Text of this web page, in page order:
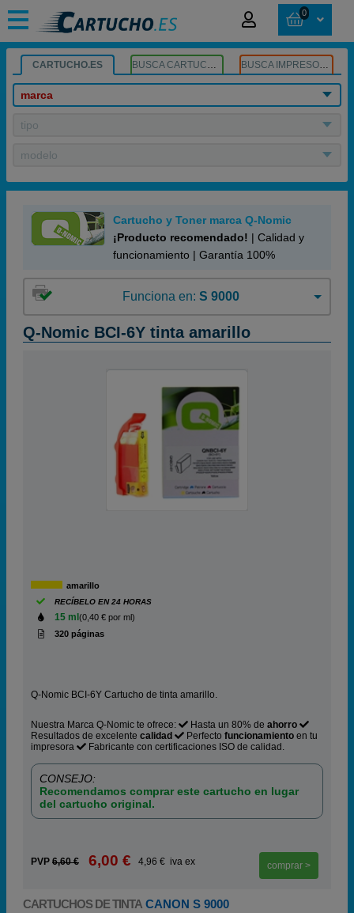
0
CARTUCHO.ES BUSCA CARTUCHOS BUSCA IMPRESORA
marca
tipo
modelo
Cartucho y Toner marca Q-Nomic
¡Producto recomendado! | Calidad y
funcionamiento | Garantía 100%
Funciona en: S 9000
Q-Nomic BCI-6Y tinta amarillo
amarillo
RECÍBELO EN 24 HORAS
15 ml (0,40 € por ml)
320 páginas
Q-Nomic BCI-6Y Cartucho de tinta amarillo.
Nuestra Marca Q-Nomic te ofrece: Hasta un 80% de ahorro
Resultados de excelente calidad Perfecto funcionamiento en tu
impresora
Fabricante con certificaciones ISO de calidad.
CONSEJO:
Recomendamos comprar este cartucho en lugar
del cartucho original.
PVP 6,60 € 6,00 € 4,96 € iva ex comprar >
CARTUCHOS DE TINTA CANON S 9000